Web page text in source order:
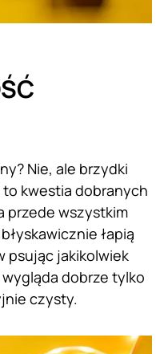
Nie, ale brzydki
kwestia dobranych
przede wszystkim
łapią
psując jakikolwiek
dobrze tylko
czysty.